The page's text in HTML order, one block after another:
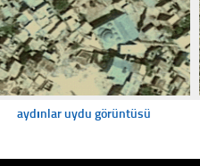
aydınlar uydu görüntüsü